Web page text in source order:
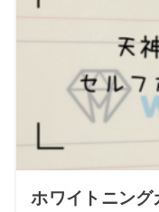
ホワイトニング